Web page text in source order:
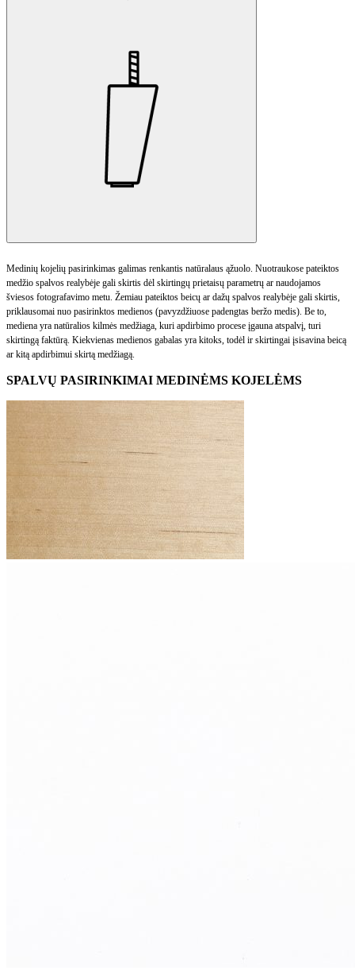
Medinių kojelių pasirinkimas galimas renkantis natūralaus ąžuolo. Nuotraukose pateiktos
medžio spalvos realybėje gali skirtis dėl skirtingų prietaisų parametrų ar naudojamos
šviesos fotografavimo metu. Žemiau pateiktos beicų ar dažų spalvos realybėje gali skirtis,
priklausomai nuo pasirinktos medienos (pavyzdžiuose padengtas beržo medis). Be to,
mediena yra natūralios kilmės medžiaga, kuri apdirbimo procese įgauna atspalvį, turi
skirtingą faktūrą. Kiekvienas medienos gabalas yra kitoks, todėl ir skirtingai įsisavina beicą
ar kitą apdirbimui skirtą medžiagą.
SPALVŲ PASIRINKIMAI MEDINĖMS KOJELĖMS